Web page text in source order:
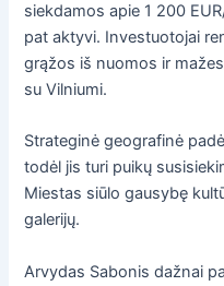
siekdamos apie 1 200
pat aktyvi. Investuotojai
grąžos iš nuomos ir
su Vilniumi.
Strateginė geografinė
todėl jis turi puikų
Miestas siūlo gausybę
galerijų.
Arvydas Sabonis dažnai